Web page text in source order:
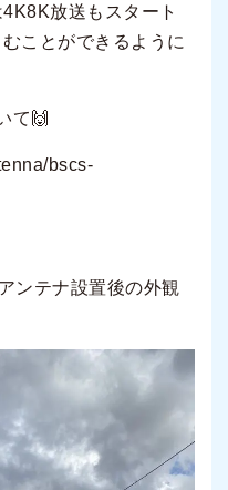
4K8K放送もスタート
ことができるように
て 🙌
bscs-
アンテナ設置後の外観